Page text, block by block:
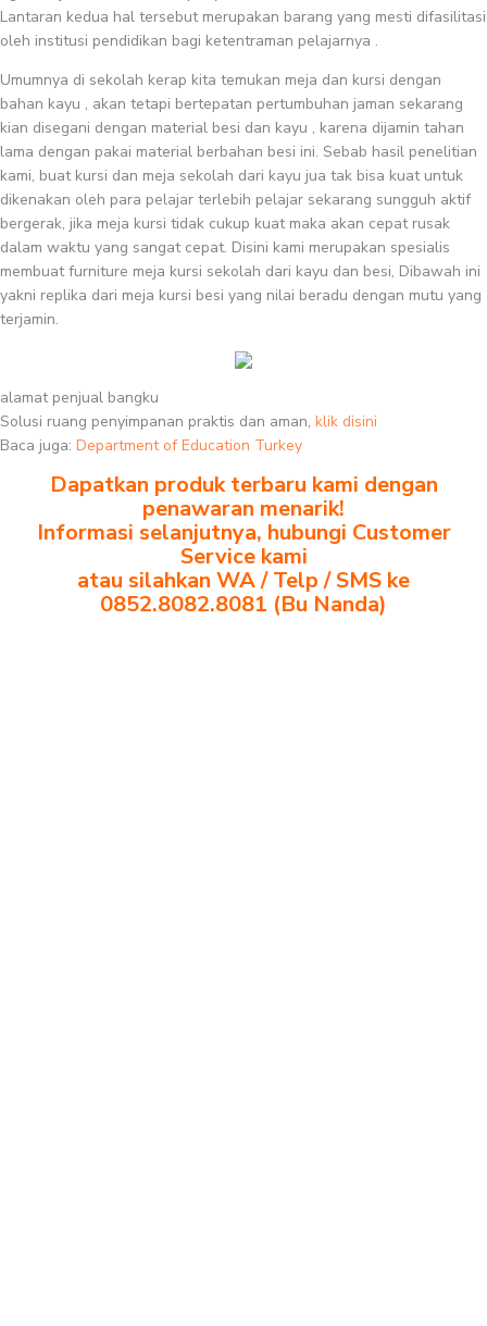
Lantaran kedua hal tersebut merupakan barang yang mesti difasilitasi
oleh institusi pendidikan bagi ketentraman pelajarnya .
Umumnya di sekolah kerap kita temukan meja dan kursi dengan
bahan kayu , akan tetapi bertepatan pertumbuhan jaman sekarang
kian disegani dengan material besi dan kayu , karena dijamin tahan
lama dengan pakai material berbahan besi ini. Sebab hasil penelitian
kami, buat kursi dan meja sekolah dari kayu jua tak bisa kuat untuk
dikenakan oleh para pelajar terlebih pelajar sekarang sungguh aktif
bergerak, jika meja kursi tidak cukup kuat maka akan cepat rusak
dalam waktu yang sangat cepat. Disini kami merupakan spesialis
membuat furniture meja kursi sekolah dari kayu dan besi, Dibawah ini
yakni replika dari meja kursi besi yang nilai beradu dengan mutu yang
terjamin.
alamat penjual bangku
Solusi ruang penyimpanan praktis dan aman, klik disini
Baca juga: Department of Education Turkey
Dapatkan produk terbaru kami dengan
penawaran menarik!
Informasi selanjutnya, hubungi Customer
Service kami
atau silahkan WA / Telp / SMS ke
0852.8082.8081 (Bu Nanda)